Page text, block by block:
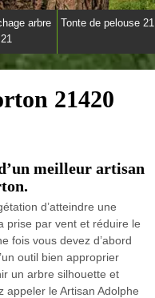
arbre
21
Tonte de pelouse 21
21420
meilleur artisan
d’atteindre une
prise par vent et réduire le
fois vous devez d’abord
outil bien approprier
un arbre silhouette et
appeler le Artisan Adolphe